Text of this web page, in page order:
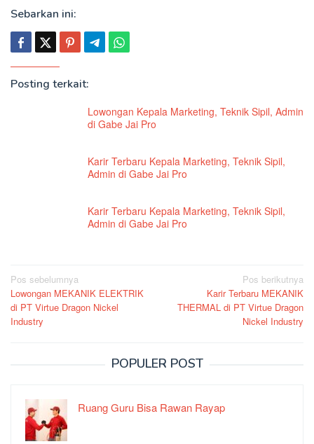
Sebarkan ini:
Posting terkait:
Lowongan Kepala Marketing, Teknik Sipil, Admin
di Gabe Jai Pro
Karir Terbaru Kepala Marketing, Teknik Sipil,
Admin di Gabe Jai Pro
Karir Terbaru Kepala Marketing, Teknik Sipil,
Admin di Gabe Jai Pro
Navigasi
pos
Pos sebelumnya
Lowongan MEKANIK ELEKTRIK
di PT Virtue Dragon Nickel
Industry
Pos berikutnya
Karir Terbaru MEKANIK
THERMAL di PT Virtue Dragon
Nickel Industry
POPULER POST
Ruang Guru Bisa Rawan Rayap